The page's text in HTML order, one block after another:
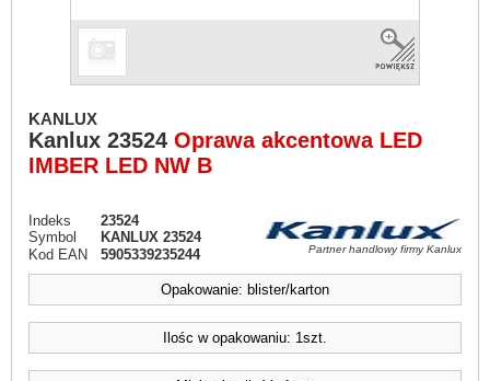
KANLUX
Kanlux 23524 Oprawa akcentowa LED
IMBER LED NW B
Indeks
23524
Symbol
KANLUX 23524
Kod EAN
5905339235244 Partner handlowy firmy Kanlux
Opakowanie: blister/karton
Ilośc w opakowaniu: 1szt.